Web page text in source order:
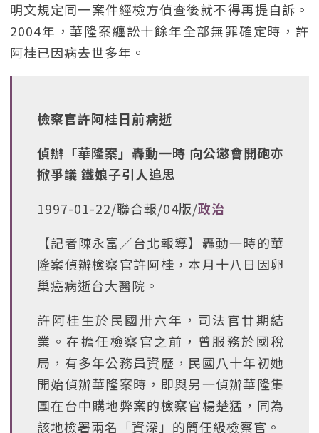
明文規定同一案件經檢方偵查後就不得再提自訴。
2004年，華隆案纏訟十餘年全部無罪確定時，許
阿桂已因病去世多年。
檢察官許阿桂日前病逝
偵辦「華隆案」轟動一時 向公懲會開砲亦
掀爭議 鐵娘子引人追思
1997-01-22/聯合報/04版/政治
【記者陳永富╱台北報導】轟動一時的華
隆案偵辦檢察官許阿桂，本月十八日因卵
巢癌病逝台大醫院。
許阿桂生於民國卅六年，司法官廿期結
業。在擔任檢察官之前，曾服務於國稅
局，有多年公務員資歷，民國八十年初她
開始偵辦華隆案時，即與另一偵辦華隆集
團在台中購地弊案的檢察官楊楚猛，同為
該地檢署兩名「資深」的簡任級檢察官。